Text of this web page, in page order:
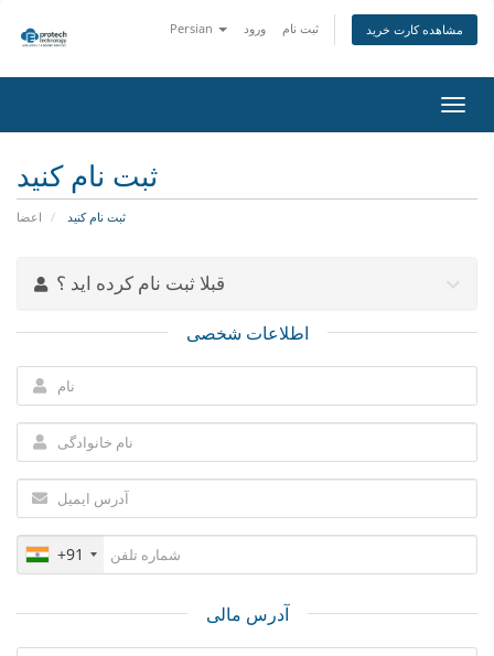
Persian ورود ثبت نام مشاهده کارت خرید
تغییر
ثبت نام کنید
اعضا ثبت نام کنید
قبلا ثبت نام کرده اید ؟
اطلاعات شخصی
+91
آدرس مالی